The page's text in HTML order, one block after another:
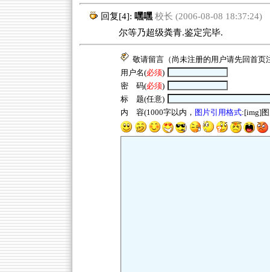
回复[4]: 嘿嘿 校长 (2006-08-08 18:37:24)
尔等乃超级粪青.鉴定完毕.
敬请留言（尚未注册的用户请先回首页
用户名(必须)
密 码(必须)
标 题(任意)
内 容(1000字以内， 图片引用格式:[img]